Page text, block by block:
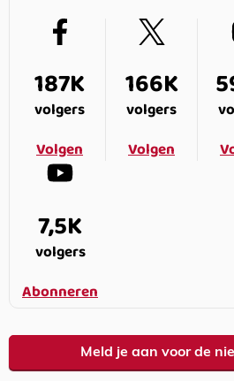
187K
volgers
Volgen
166K
volgers
Volgen
7,5K
volgers
Abonneren
Meld je aan voor de